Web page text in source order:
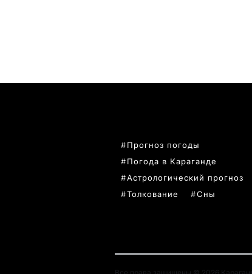
Прогноз погоды
Погода в Караганде
Астрологический прогноз
Толкование
Сны
Все права защищены © 2026